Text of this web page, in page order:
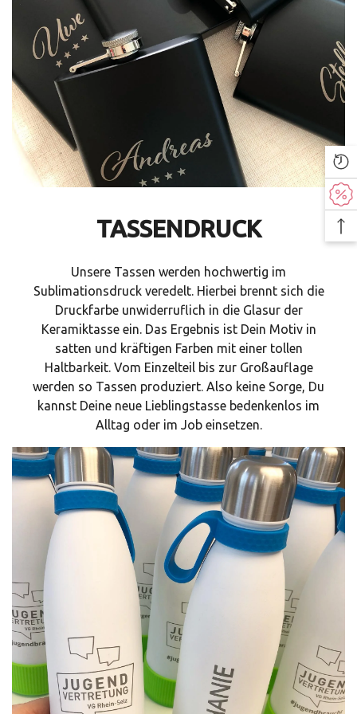
TASSENDRUCK
Unsere Tassen werden hochwertig im
Sublimationsdruck veredelt. Hierbei brennt sich die
Druckfarbe unwiderruflich in die Glasur der
Keramiktasse ein. Das Ergebnis ist Dein Motiv in
satten und kräftigen Farben mit einer tollen
Haltbarkeit. Vom Einzelteil bis zur Großauflage
werden so Tassen produziert. Also keine Sorge, Du
kannst Deine neue Lieblingstasse bedenkenlos im
Alltag oder im Job einsetzen.